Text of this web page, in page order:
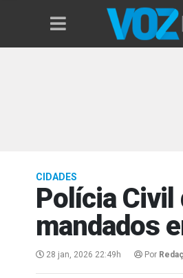
CIDADES
Polícia Civil
mandados
28 jan, 2026 22:49h Por